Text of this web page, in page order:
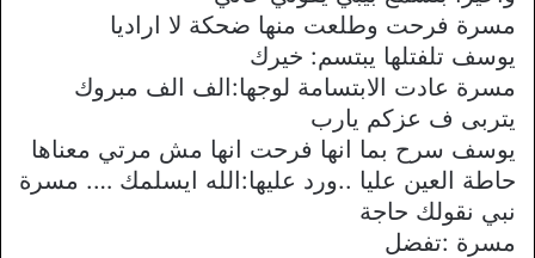
مسرة فرحت وطلعت منها ضحكة ﻻ اراديا
يوسف تلفتلها يبتسم: خيرك
مسرة عادت اﻻبتسامة لوجها:الف الف مبروك
يتربى ف عزكم يارب
يوسف سرح بما انها فرحت انها مش مرتي معناها
حاطة العين عليا ..ورد عليها:الله ايسلمك …. مسرة
نبي نقولك حاجة
مسرة :تفضل